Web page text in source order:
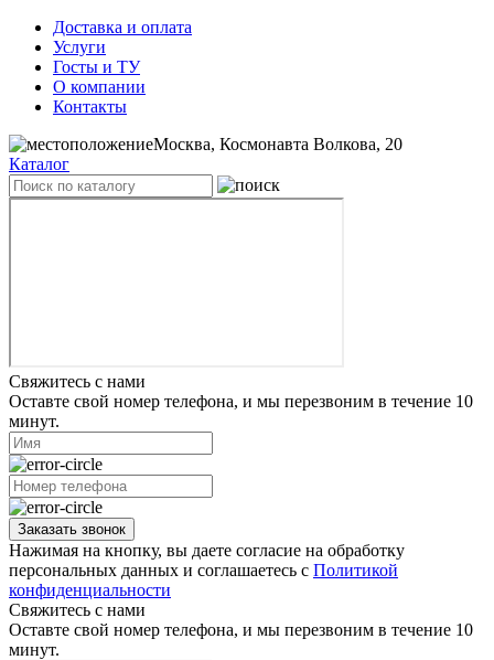
Доставка и оплата
Услуги
Госты и ТУ
О компании
Контакты
Москва, Космонавта Волкова, 20
Каталог
Свяжитесь с нами
Оставте свой номер телефона, и мы перезвоним в течение 10
минут.
Заказать звонок
Нажимая на кнопку, вы даете согласие на обработку
персональных данных и соглашаетесь с Политикой
конфиденциальности
Свяжитесь с нами
Оставте свой номер телефона, и мы перезвоним в течение 10
минут.